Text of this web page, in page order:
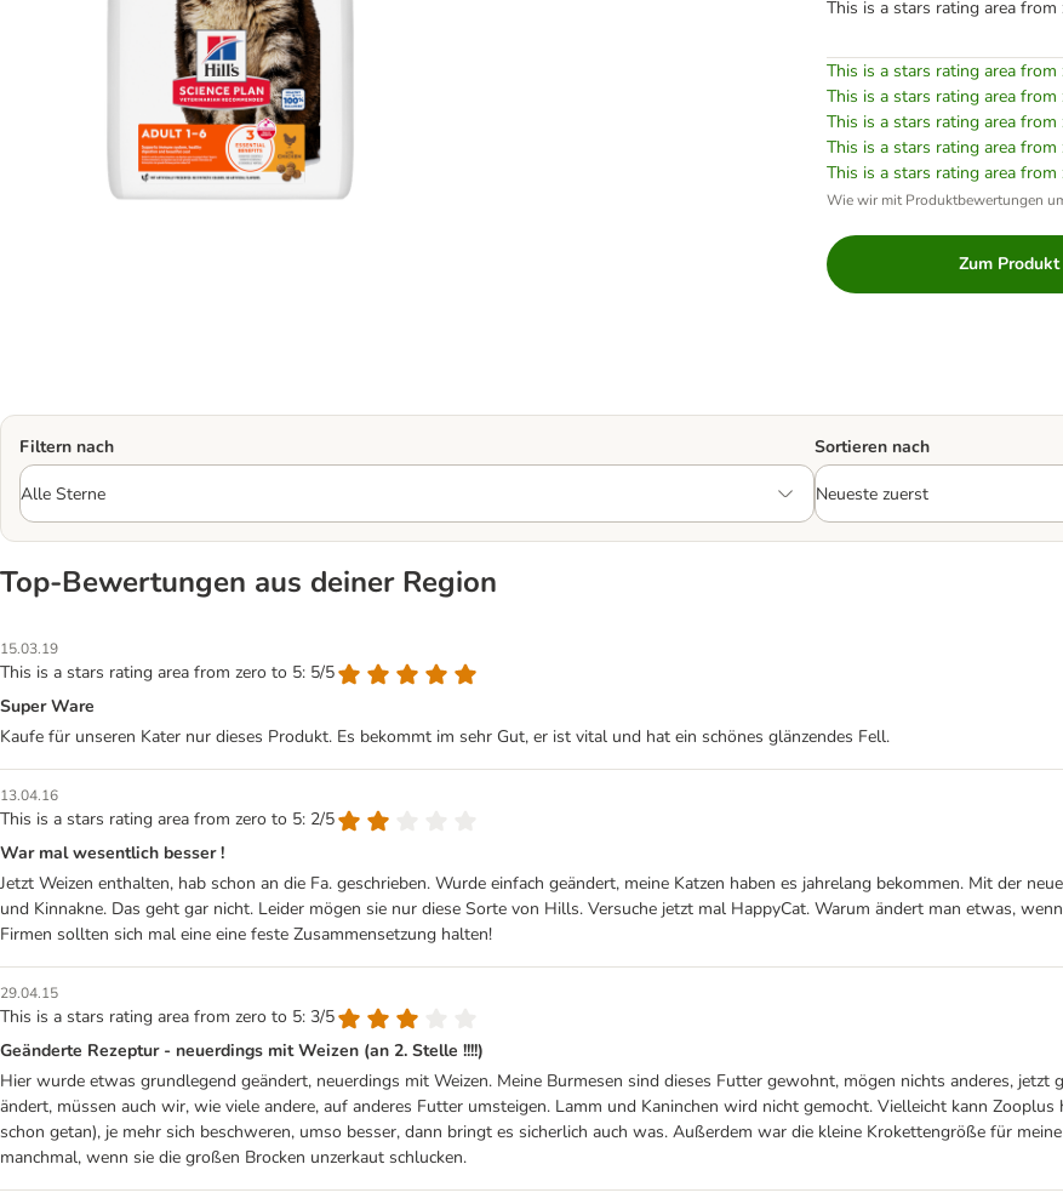
This is a stars rating area from
This is a stars rating area from
This is a stars rating area from
This is a stars rating area from
This is a stars rating area from
This is a stars rating area from
Wie wir mit Produktbewertungen
Zum Produkt
Filtern nach Sortieren nach
Top‑Bewertungen aus deiner Region
15.03.19
This is a stars rating area from zero to 5: 5/5
Super Ware
Kaufe für unseren Kater nur dieses Produkt. Es bekommt im sehr Gut, er ist vital und hat ein schönes glänzendes Fell.
13.04.16
This is a stars rating area from zero to 5: 2/5
War mal wesentlich besser !
Jetzt Weizen enthalten, hab schon an die Fa. geschrieben. Wurde einfach geändert, meine Katzen haben es jahrelang bekommen. Mit der
und Kinnakne. Das geht gar nicht. Leider mögen sie nur diese Sorte von Hills. Versuche jetzt mal HappyCat. Warum ändert man etwas,
Firmen sollten sich mal eine eine feste Zusammensetzung halten!
29.04.15
This is a stars rating area from zero to 5: 3/5
Geänderte Rezeptur - neuerdings mit Weizen (an 2. Stelle !!!!)
Hier wurde etwas grundlegend geändert, neuerdings mit Weizen. Meine Burmesen sind dieses Futter gewohnt, mögen nichts anderes,
ändert, müssen auch wir, wie viele andere, auf anderes Futter umsteigen. Lamm und Kaninchen wird nicht gemocht. Vielleicht kann
schon getan), je mehr sich beschweren, umso besser, dann bringt es sicherlich auch was. Außerdem war die kleine Krokettengröße für
manchmal, wenn sie die großen Brocken unzerkaut schlucken.